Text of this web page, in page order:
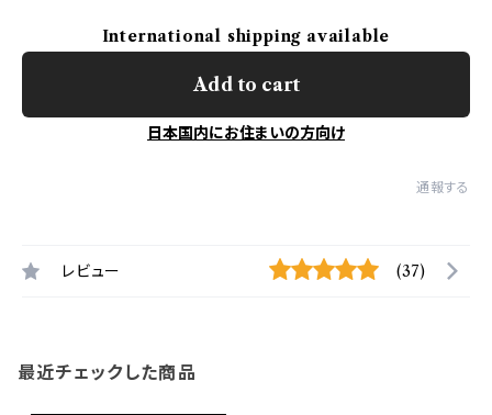
International shipping available
Add to cart
日本国内にお住まいの方向け
通報する
レビュー (37)
最近チェックした商品